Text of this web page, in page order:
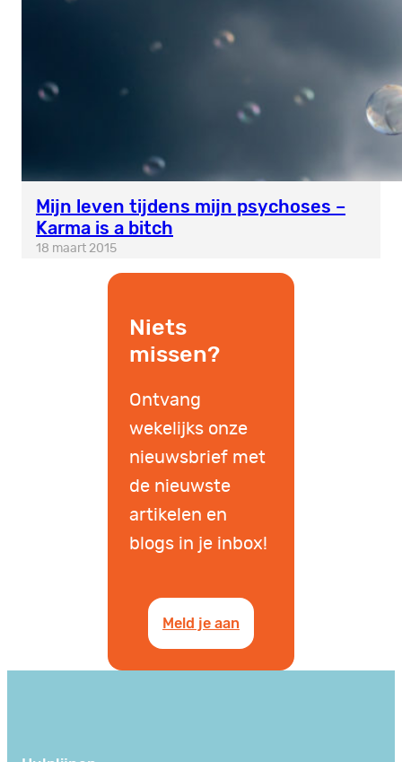
Mijn leven tijdens mijn psychoses –
Karma is a bitch
18 maart 2015
Niets
missen?
Ontvang
wekelijks onze
nieuwsbrief met
de nieuwste
artikelen en
blogs in je inbox!
Meld je aan